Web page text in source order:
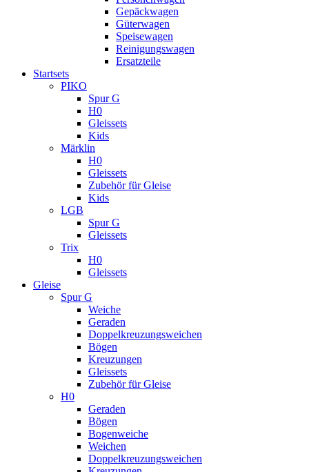
Gepäckwagen
Güterwagen
Speisewagen
Reinigungswagen
Ersatzteile
Startsets
PIKO
Spur G
H0
Gleissets
Kids
Märklin
H0
Gleissets
Zubehör für Gleise
Kids
LGB
Spur G
Gleissets
Trix
H0
Gleissets
Gleise
Spur G
Weiche
Geraden
Doppelkreuzungsweichen
Bögen
Kreuzungen
Gleissets
Zubehör für Gleise
H0
Geraden
Bögen
Bogenweiche
Weichen
Doppelkreuzungsweichen